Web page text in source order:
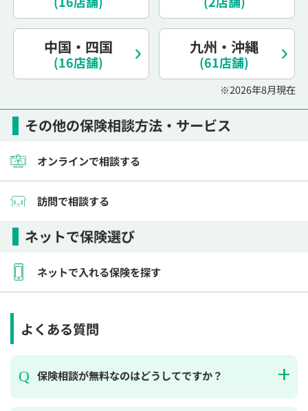
電話で相談予約 （オンライン保険相談専用）
0120-987-110
平日 / 土日祝日 10:00〜17:00（通話無料）
※受付時間外にご予約をいただいた場合は、
その他の保険相談方法・サービス
オンラインで相談する
訪問で相談する
ネットで保険選び
ネットで入れる保険を探す
中国・四国
(16店舗)
九州・沖縄
(61店舗)
※2026年8月現在
よくある質問
保険相談が無料なのはどうしてですか？